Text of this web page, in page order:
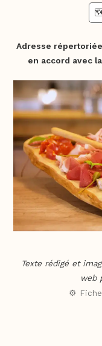
Adresse
en accord avec la
Texte rédigé et
web
⚙️